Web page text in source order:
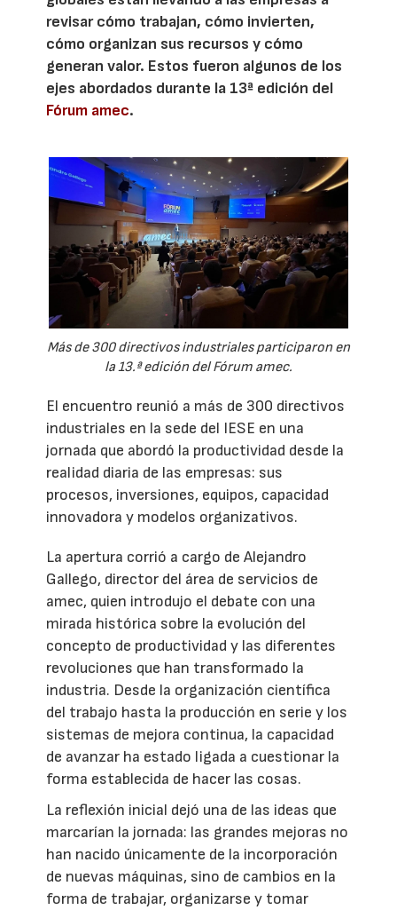
revisar cómo trabajan, cómo invierten,
cómo organizan sus recursos y cómo
generan valor. Estos fueron algunos de los
ejes abordados durante la 13ª edición del
Fórum amec.
Más de 300 directivos industriales participaron en
la 13.ª edición del Fórum amec.
El encuentro reunió a más de 300 directivos
industriales en la sede del IESE en una
jornada que abordó la productividad desde la
realidad diaria de las empresas: sus
procesos, inversiones, equipos, capacidad
innovadora y modelos organizativos.
La apertura corrió a cargo de Alejandro
Gallego, director del área de servicios de
amec, quien introdujo el debate con una
mirada histórica sobre la evolución del
concepto de productividad y las diferentes
revoluciones que han transformado la
industria. Desde la organización científica
del trabajo hasta la producción en serie y los
sistemas de mejora continua, la capacidad
de avanzar ha estado ligada a cuestionar la
forma establecida de hacer las cosas.
La reflexión inicial dejó una de las ideas que
marcarían la jornada: las grandes mejoras no
han nacido únicamente de la incorporación
de nuevas máquinas, sino de cambios en la
forma de trabajar, organizarse y tomar